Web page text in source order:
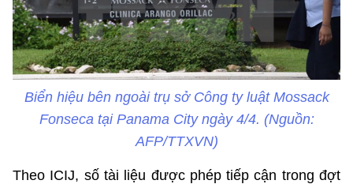
Biển hiệu bên ngoài trụ sở Công ty luật Mossack
Fonseca tại Panama City ngày 4/4. (Nguồn:
AFP/TTXVN)
Theo ICIJ, số tài liệu được phép tiếp cận trong đợt